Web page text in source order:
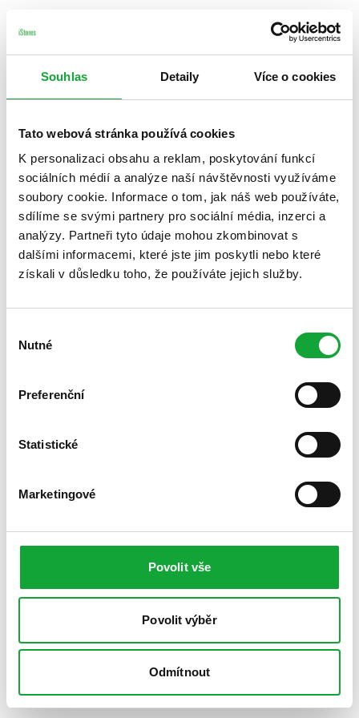
Souhlas Detaily Více o cookies
Tato webová stránka používá cookies
K personalizaci obsahu a reklam, poskytování funkcí
sociálních médií a analýze naší návštěvnosti využíváme
soubory cookie. Informace o tom, jak náš web používáte,
sdílíme se svými partnery pro sociální média, inzerci a
analýzy. Partneři tyto údaje mohou zkombinovat s
dalšími informacemi, které jste jim poskytli nebo které
získali v důsledku toho, že používáte jejich služby.
souhlasu
Nutné
Preferenční
Statistické
Marketingové
Povolit vše
Povolit výběr
Odmítnout